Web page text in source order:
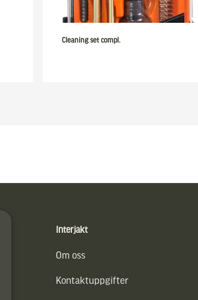
Cleaning set compl.
Interjakt
Om oss
Kontaktuppgifter